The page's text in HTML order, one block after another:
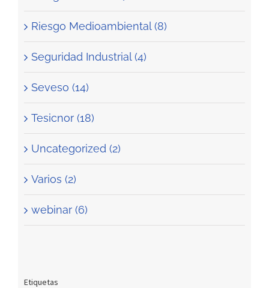
Riesgo Medioambiental (8)
Seguridad Industrial (4)
Seveso (14)
Tesicnor (18)
Uncategorized (2)
Varios (2)
webinar (6)
Etiquetas